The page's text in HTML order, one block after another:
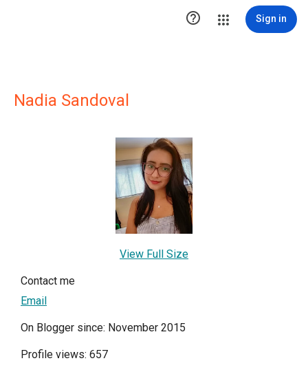
 Sign in
Nadia Sandoval
View Full Size
Contact me
Email
On Blogger since: November 2015
Profile views: 657